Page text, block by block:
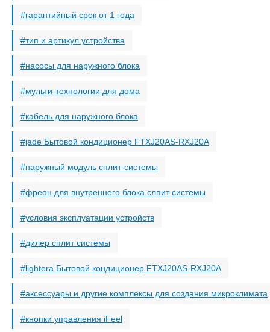
гарантийный срок от 1 года
тип и артикул устройства
насосы для наружного блока
мульти-технологии для дома
кабель для наружного блока
jade Бытовой кондиционер FTXJ20AS-RXJ20A
наружный модуль сплит-системы
фреон для внутреннего блока слпит системы
условия эксплуатации устройств
дилер сплит системы
lightera Бытовой кондиционер FTXJ20AS-RXJ20A
аксессуары и другие комплексы для создания микроклимата
кнопки управления iFeel